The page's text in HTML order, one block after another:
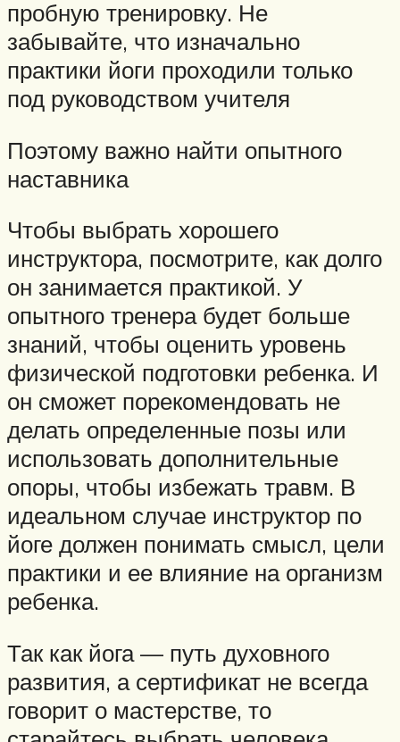
пробную тренировку. Не
забывайте, что изначально
практики йоги проходили только
под руководством учителя
Поэтому важно найти опытного
наставника
Чтобы выбрать хорошего
инструктора, посмотрите, как долго
он занимается практикой. У
опытного тренера будет больше
знаний, чтобы оценить уровень
физической подготовки ребенка. И
он сможет порекомендовать не
делать определенные позы или
использовать дополнительные
опоры, чтобы избежать травм. В
идеальном случае инструктор по
йоге должен понимать смысл, цели
практики и ее влияние на организм
ребенка.
Так как йога — путь духовного
развития, а сертификат не всегда
говорит о мастерстве, то